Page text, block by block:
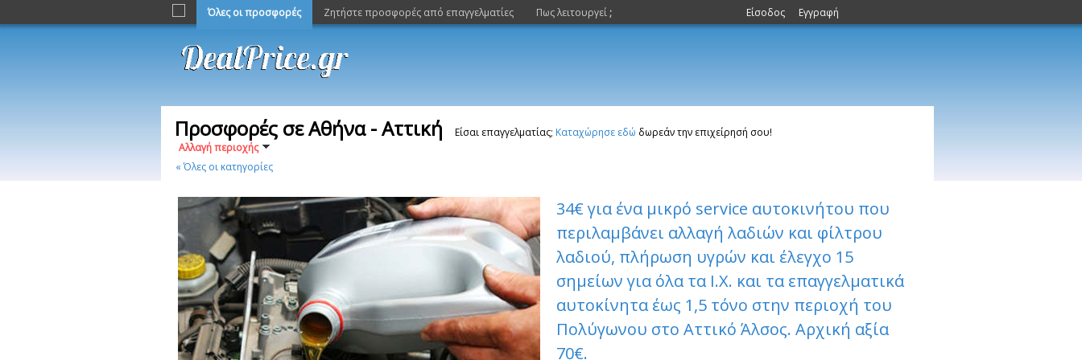
Όλες οι προσφορές Ζητήστε προσφορές από επαγγελματίες Πως λειτουργεί ; Είσοδος Εγγραφή
Αλλαγή περιοχής
Προσφορές σε Αθήνα - Αττική Είσαι επαγγελματίας; Καταχώρησε εδώ δωρεάν την επιχείρησή σου!
« Όλες οι κατηγορίες
34€ για ένα μικρό service αυτοκινήτου που
περιλαμβάνει αλλαγή λαδιών και φίλτρου
λαδιού, πλήρωση υγρών και έλεγχο 15
σημείων για όλα τα Ι.Χ. και τα επαγγελματικά
αυτοκίνητα έως 1,5 τόνο στην περιοχή του
Πολύγωνου στο Αττικό Άλσος. Αρχική αξία
70€.